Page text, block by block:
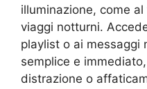
illuminazione, come
viaggi notturni.
playlist o ai messaggi
semplice e
distrazione o